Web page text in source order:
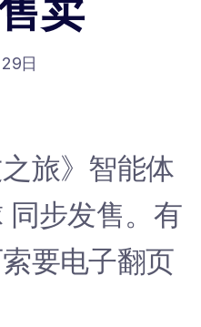
日
旅》智能体
同步发售。有
要电子翻页